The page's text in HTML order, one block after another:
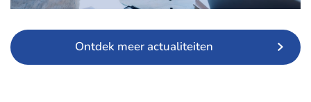
Ontdek meer actualiteiten